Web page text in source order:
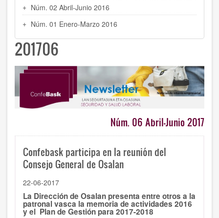
Núm. 02 Abril-Junio 2016
Núm. 01 Enero-Marzo 2016
201706
Núm. 06 Abril-Junio 2017
Confebask participa en la reunión del
Consejo General de Osalan
22-06-2017
La Dirección de Osalan presenta entre otros a la
patronal vasca la memoria de actividades 2016
y el Plan de Gestión para 2017-2018